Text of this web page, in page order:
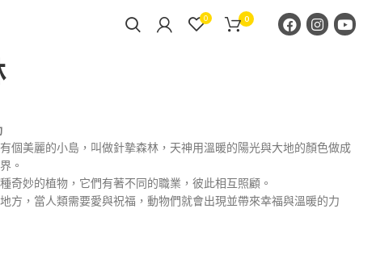
0 0
個美麗的小島，叫做針摯森林，天神用溫暖的陽光與大地的顏色做成
。
奇妙的植物，它們有著不同的職業，彼此相互照顧。
方，當人類需要愛與祝福，動物們就會出現並帶來幸福與溫暖的力